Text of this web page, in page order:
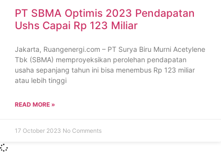
PT SBMA Optimis 2023 Pendapatan
Ushs Capai Rp 123 Miliar
Jakarta, Ruangenergi.com – PT Surya Biru Murni Acetylene
Tbk (SBMA) memproyeksikan perolehan pendapatan
usaha sepanjang tahun ini bisa menembus Rp 123 miliar
atau lebih tinggi
READ MORE »
17 October 2023 No Comments